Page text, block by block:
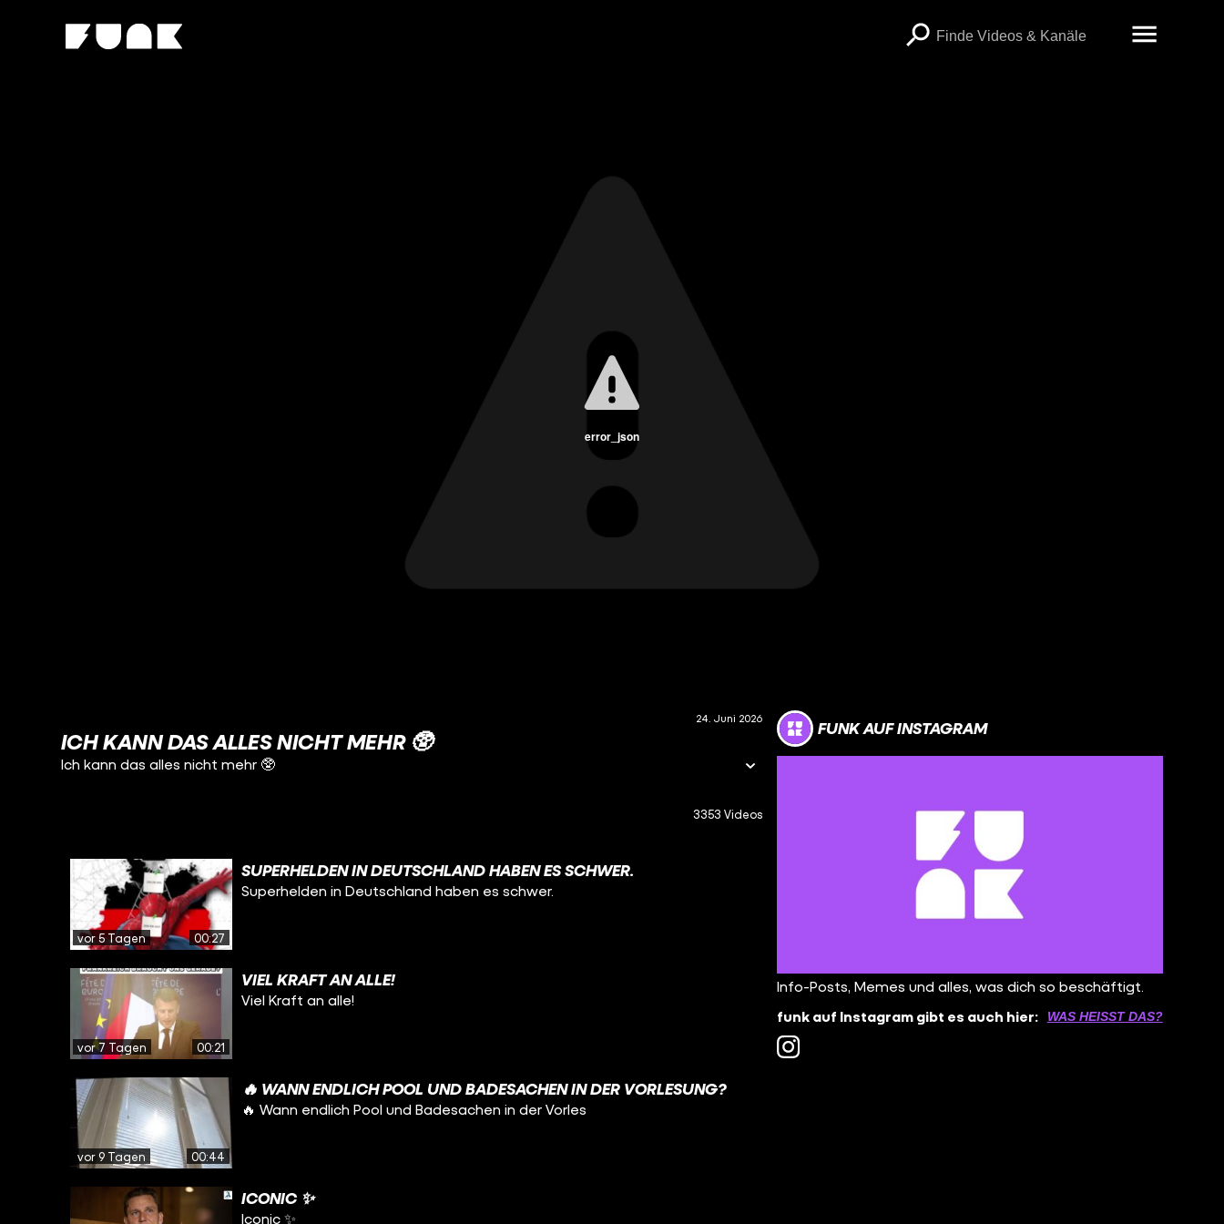
error_json
FUNK AUF INSTAGRAM
Info-Posts, Memes und alles, was dich so beschäftigt.
funk auf Instagram gibt es auch hier:
WAS HEISST DAS?
24. Juni 2026
ICH KANN DAS ALLES NICHT MEHR 🥸
Ich kann das alles nicht mehr 🥸
3353 Videos
vor 5 Tagen 00:27
SUPERHELDEN IN DEUTSCHLAND HABEN ES SCHWER.
Superhelden in Deutschland haben es schwer.
vor 7 Tagen 00:21
VIEL KRAFT AN ALLE!
Viel Kraft an alle!
vor 9 Tagen 00:44
🔥 WANN ENDLICH POOL UND BADESACHEN IN DER VORLESUNG?
🔥 Wann endlich Pool und Badesachen in der Vorles
ICONIC ✨
Iconic ✨